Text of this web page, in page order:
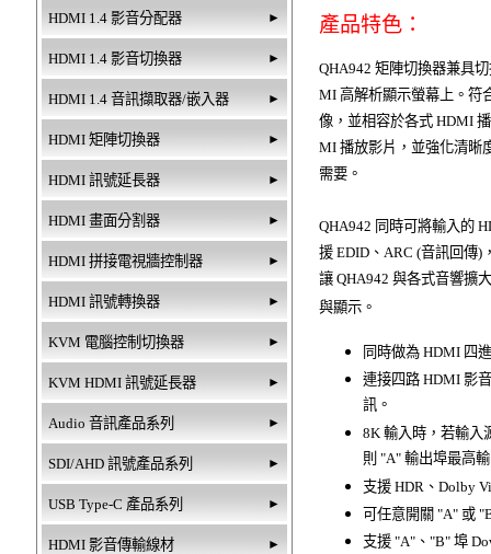
HDMI 1.4 影音分配器 ►
HDMI 1.4 影音切換器 ►
HDMI 1.4 音訊擷取器/嵌入器 ►
HDMI 矩陣切換器 ►
HDMI 訊號延長器 ►
HDMI 畫面分割器 ►
HDMI 拼接電視牆控制器 ►
HDMI 訊號轉換器 ►
KVM 電腦控制切換器 ►
KVM HDMI 訊號延長器 ►
Audio 音訊產品系列 ►
SDI/AHD 訊號產品系列 ►
USB Type-C 產品系列 ►
HDMI 影音傳輸線材 ►
產品特色：
QHA942 矩陣切換器兼具
MI 高解析顯示螢幕上。符
像，並相容於各式 HDMI
MI 播放影片，並強化清晰
需要。
QHA942 同時可將輸入的
援 EDID、ARC (音訊回傳)
讓 QHA942 與各式音響擴
與顯示。
同時做為 HDMI 四
連接四路 HDMI 影
訊。
8K 輸入時，若輸入
則 "A" 輸出埠最高
支援 HDR、Dolby
可任意開關 "A" 或
支援 "A"、"B" 埠